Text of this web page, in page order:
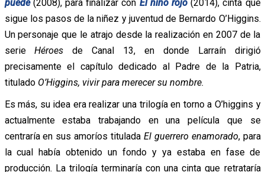
puede (2008), para finalizar con El niño rojo(2014), cinta que
sigue los pasos de la niñez y juventud de Bernardo O’Higgins.
Un personaje que le atrajo desde la realización en 2007 de la
serieHéroes de Canal 13, en donde Larraín dirigió
precisamente el capítulo dedicado al Padre de la Patria,
titulado O’Higgins, vivir para merecer su nombre.
Es más, su idea era realizar una trilogía en torno a O’higgins y
actualmente estaba trabajando en una película que se
centraría en sus amoríos titulada El guerrero enamorado, para
la cual había obtenido un fondo y ya estaba en fase de
producción. La trilogía terminaría con una cinta que retrataría